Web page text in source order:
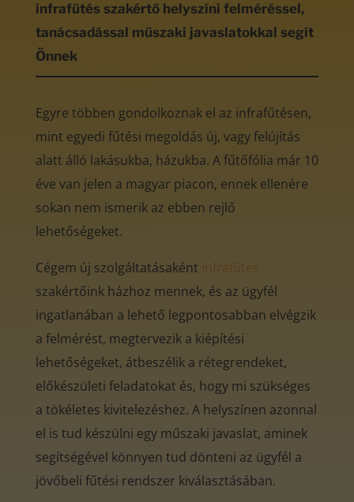
infrafűtés szakértő helyszíni felméréssel,
tanácsadással műszaki javaslatokkal segít
Önnek
Egyre többen gondolkoznak el az infrafűtésen,
mint egyedi fűtési megoldás új, vagy felújítás
alatt álló lakásukba, házukba. A fűtőfólia már 10
éve van jelen a magyar piacon, ennek ellenére
sokan nem ismerik az ebben rejlő
lehetőségeket.
Cégem új szolgáltatásaként infrafűtés
szakértőink házhoz mennek, és az ügyfél
ingatlanában a lehető legpontosabban elvégzik
a felmérést, megtervezik a kiépítési
lehetőségeket, átbeszélik a rétegrendeket,
előkészületi feladatokat és, hogy mi szükséges
a tökéletes kivitelezéshez. A helyszínen azonnal
el is tud készülni egy műszaki javaslat, aminek
segítségével könnyen tud dönteni az ügyfél a
jövőbeli fűtési rendszer kiválasztásában.